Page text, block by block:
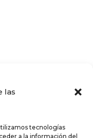
las
tecnologías
a la información del